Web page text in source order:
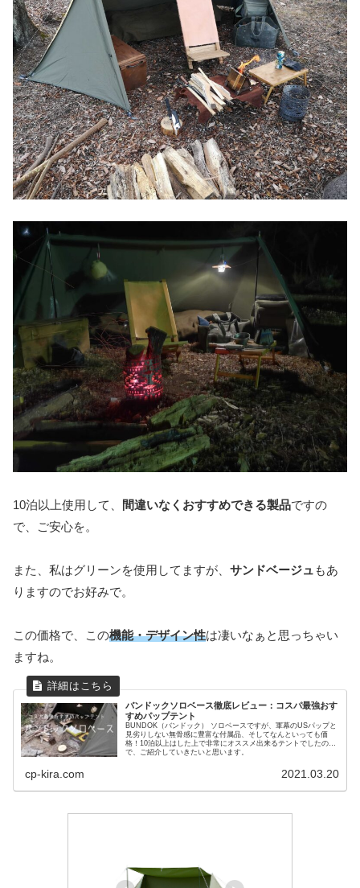
10泊以上使用して、 間違いなくおすすめできる製品ですの
で、ご安心を。
また、私はグリーンを使用してますが、 サンドベージュ もあ
りますのでお好みで。
この価格で、この機能・デザイン性は凄いなぁと思っちゃい
ますね。
バンドックソロベース徹底レビュー：コスパ最強おす
すめパップテント
BUNDOK（バンドック） ソロベースですが、軍幕のUSパップと
見劣りしない無骨感に豊富な付属品、そしてなんといっても価
格！10泊以上はした上で非常にオススメ出来るテントでしたの
で、ご紹介していきたいと思います。
cp-kira.com 2021.03.20